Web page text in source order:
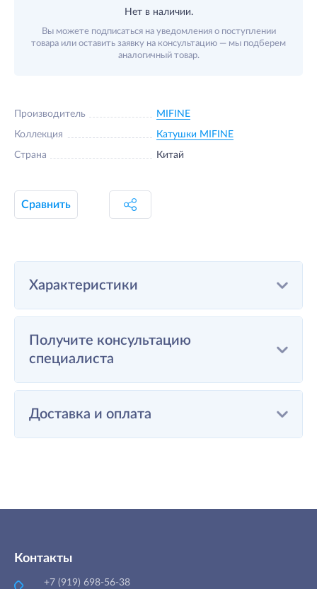
Нет в наличии.
Вы можете подписаться на уведомления о поступлении
товара или оставить заявку на консультацию — мы подберем
аналогичный товар.
Производитель MIFINE
Коллекция Катушки MIFINE
Страна Китай
Сравнить
Характеристики
Получите консультацию
специалиста
Доставка и оплата
Контакты
+7 (919) 698-56-38